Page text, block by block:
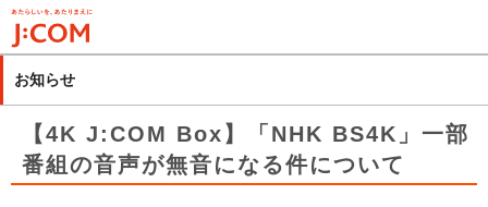
メ
イ
コ
お知らせ
【4K J:COM Box】「NHK BS4K」一部
番組の音声が無音になる件について